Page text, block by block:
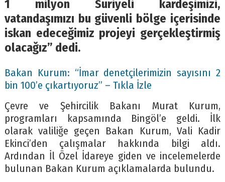
1 milyon Suriyeli kardeşimizi,
vatandaşımızı bu güvenli bölge içerisinde
iskan edeceğimiz projeyi gerçekleştirmiş
olacağız” dedi.
Bakan Kurum: “İmar denetçilerimizin sayısını 2
bin 100’e çıkartıyoruz” – Tıkla İzle
Çevre ve Şehircilik Bakanı Murat Kurum,
programları kapsamında Bingöl’e geldi. İlk
olarak valiliğe geçen Bakan Kurum, Vali Kadir
Ekinci’den çalışmalar hakkında bilgi aldı.
Ardından İl Özel İdareye giden ve incelemelerde
bulunan Bakan Kurum açıklamalarda bulundu.